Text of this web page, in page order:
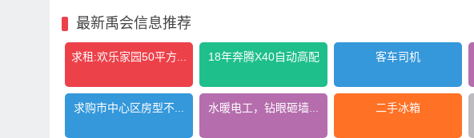
最新禹会信息推荐
求租:欢乐家园50平方... 18年奔腾X40自动高配 客车司机
求购市中心区房型不... 水暖电工，钻眼砸墙... 二手冰箱